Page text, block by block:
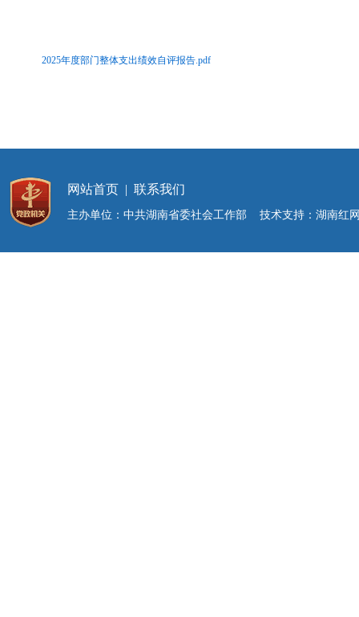
2025年度部门整体支出绩效自评报告.pdf
网站首页 |联系我们
主办单位：中共湖南省委社会工作部 技术支持：湖南红